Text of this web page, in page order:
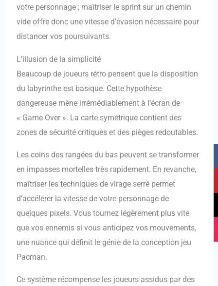
votre personnage ; maîtriser le sprint sur un chemin
vide offre donc une vitesse d’évasion nécessaire pour
distancer vos poursuivants.
L’illusion de la simplicité
Beaucoup de joueurs rétro pensent que la disposition
du labyrinthe est basique. Cette hypothèse
dangereuse mène irrémédiablement à l’écran de
« Game Over ». La carte symétrique contient des
zones de sécurité critiques et des pièges redoutables.
Les coins des rangées du bas peuvent se transformer
en impasses mortelles très rapidement. En revanche,
maîtriser les techniques de virage serré permet
d’accélérer la vitesse de votre personnage de
quelques pixels. Vous tournez légèrement plus vite
que vos ennemis si vous anticipez vos mouvements,
une nuance qui définit le génie de la conception jeu
Pacman.
Ce système récompense les joueurs assidus par des